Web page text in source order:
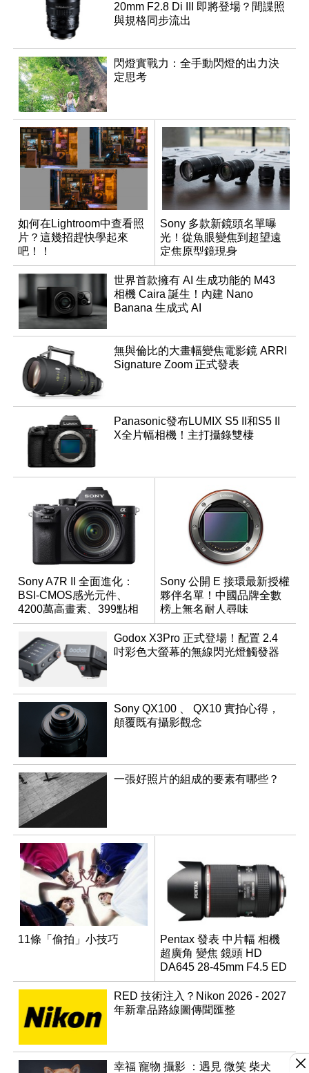
20mm F2.8 Di III 即將登場？間諜照
與規格同步流出
閃燈實戰力：全手動閃燈的出力決
定思考
如何在Lightroom中查看照
片？這幾招趕快學起來
吧！！
Sony 多款新鏡頭名單曝
光！從魚眼變焦到超望遠
定焦原型鏡現身
世界首款擁有 AI 生成功能的 M43
相機 Caira 誕生！內建 Nano
Banana 生成式 AI
無與倫比的大畫幅變焦電影鏡 ARRI
Signature Zoom 正式發表
Panasonic發布LUMIX S5 II和S5 II
X全片幅相機！主打攝錄雙棲
Sony A7R II 全面進化：
BSI-CMOS感光元件、
4200萬高畫素、399點相
位對焦、內建4K錄影
Sony 公開 E 接環最新授權
夥伴名單！中國品牌全數
榜上無名耐人尋味
Godox X3Pro 正式登場！配置 2.4
吋彩色大螢幕的無線閃光燈觸發器
Sony QX100 、 QX10 實拍心得，
顛覆既有攝影觀念
一張好照片的組成的要素有哪些？
11條「偷拍」小技巧
Pentax 發表 中片幅 相機
超廣角 變焦 鏡頭 HD
DA645 28-45mm F4.5 ED
AW SR
RED 技術注入？Nikon 2026 - 2027
年新韋品路線圖傳聞匯整
幸福 寵物 攝影 ：遇見 微笑 柴犬